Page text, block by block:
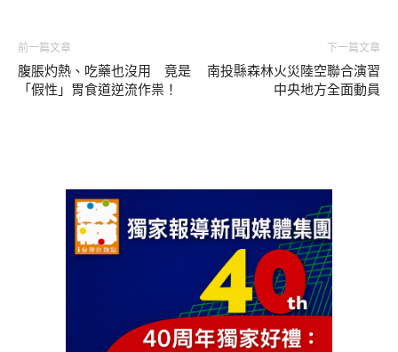
前一篇文章
腹脹灼熱、吃藥也沒用 竟是
「假性」胃食道逆流作祟！
下一篇文章
南投縣森林火災陸空聯合演習
中央地方全面動員